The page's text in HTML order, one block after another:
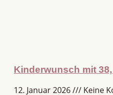
Kinderwunsch mit
12. Januar 2026 Keine